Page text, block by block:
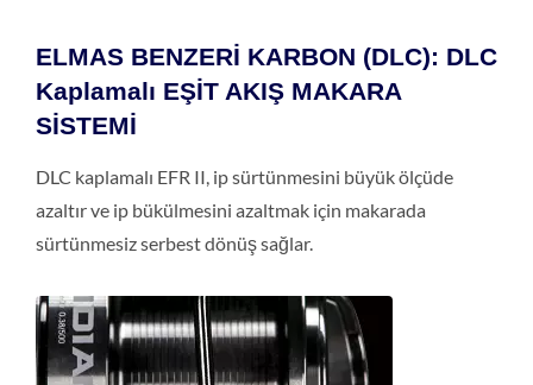
ELMAS BENZERİ KARBON (DLC): DLC
Kaplamalı EŞİT AKIŞ MAKARA
SİSTEMİ
DLC kaplamalı EFR II, ip sürtünmesini büyük ölçüde
azaltır ve ip bükülmesini azaltmak için makarada
sürtünmesiz serbest dönüş sağlar.